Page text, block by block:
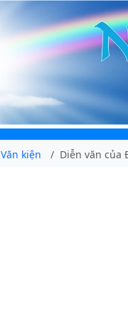
Văn kiện Diễn văn của